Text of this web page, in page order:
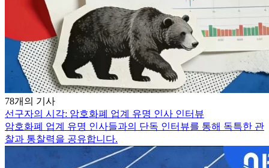
78개의 기사
선구자의 시각: 암호화폐 업계 유명 인사 인터뷰
암호화폐 업계 유명 인사들과의 단독 인터뷰를 통해 독특한 관
찰과 통찰력을 공유합니다.